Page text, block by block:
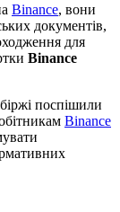
Binance, вони
документів,
для
Binance
поспішили
Binance